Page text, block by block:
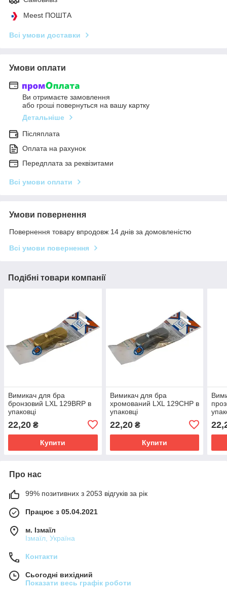
Meest ПОШТА
Всі умови доставки
Умови оплати
Ви отримаєте замовлення
або гроші повернуться на вашу картку
Детальніше
Післяплата
Оплата на рахунок
Передплата за реквізитами
Всі умови оплати
Умови повернення
Повернення товару впродовж 14 днів за домовленістю
Всі умови повернення
Подібні товари компанії
Вимикач для бра
бронзовий LXL 129BRP в
упаковці
22,20 ₴
Купити
Вимикач для бра
хромований LXL 129CHP в
упаковці
22,20₴
Купити
Про нас
99% позитивних з 2053 відгуків за рік
Працює з 05.04.2021
м. Ізмаїл
Ізмаїл, Україна
Контакти
Сьогодні вихідний
Показати весь графік роботи